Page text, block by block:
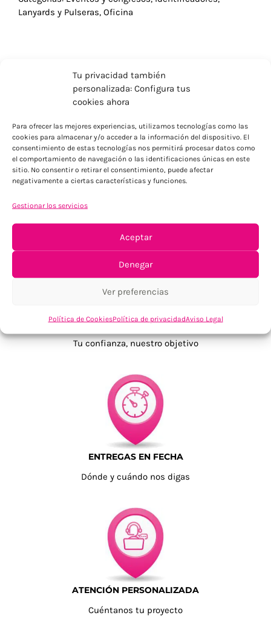
Tu privacidad también
personalizada: Configura tus
cookies ahora
Para ofrecer las mejores experiencias, utilizamos tecnologías como las
cookies para almacenar y/o acceder a la información del dispositivo. El
consentimiento de estas tecnologías nos permitirá procesar datos como
el comportamiento de navegación o las identificaciones únicas en este
sitio. No consentir o retirar el consentimiento, puede afectar
negativamente a ciertas características y funciones.
Gestionar los servicios
Aceptar
Denegar
Ver preferencias
Política de CookiesPolítica de privacidadAviso Legal
Lanyards y Pulseras, Oficina
Para Península, resto consultar
TU SATISFACCIÓN = LA NUESTRA
Tu confianza, nuestro objetivo
ENTREGAS EN FECHA
Dónde y cuándo nos digas
ATENCIÓN PERSONALIZADA
Cuéntanos tu proyecto